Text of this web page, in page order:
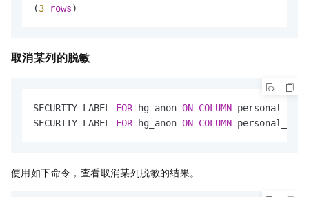
(3 rows)
取消某列的脱敏
SECURITY LABEL FOR hg_anon ON COLUMN
SECURITY LABEL FOR hg_anon ON COLUMN
使用如下命令，查看取消某列脱敏的结果。